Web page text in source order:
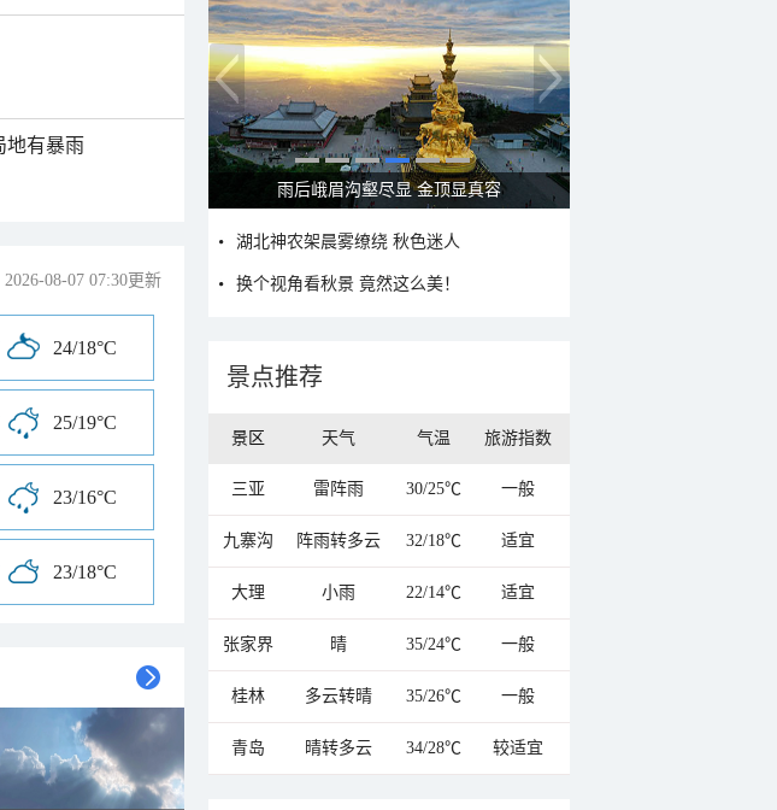
地有暴雨
2026-08-07 07:30更新
24/18°C
25/19°C
23/16°C
23/18°C
雨后峨眉沟壑尽显 金顶显真容
湖北神农架晨雾缭绕 秋色迷人
换个视角看秋景 竟然这么美！
景点推荐
景区 天气 气温 旅游指数
三亚 雷阵雨 30/25℃ 一般
九寨沟 阵雨转多云 32/18℃ 适宜
大理 小雨 22/14℃ 适宜
张家界 晴 35/24℃ 一般
桂林 多云转晴 35/26℃ 一般
青岛 晴转多云 34/28℃ 较适宜